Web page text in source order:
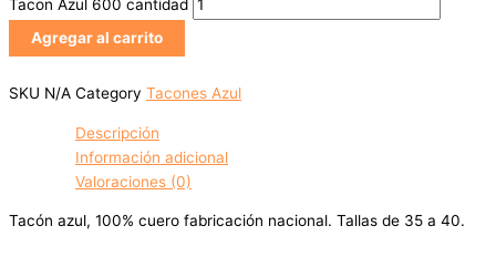
Tacon Azul 600 cantidad
Agregar al carrito
SKU N/A Category Tacones Azul
Descripción
Información adicional
Valoraciones (0)
Tacón azul, 100% cuero fabricación nacional. Tallas de 35 a 40.